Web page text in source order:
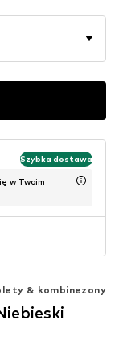
Szybka dostawa
w Twoim
& kombinezony